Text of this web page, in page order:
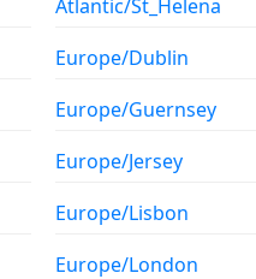
Atlantic/St_Helena
Europe/Dublin
Europe/Guernsey
Europe/Jersey
Europe/Lisbon
Europe/London